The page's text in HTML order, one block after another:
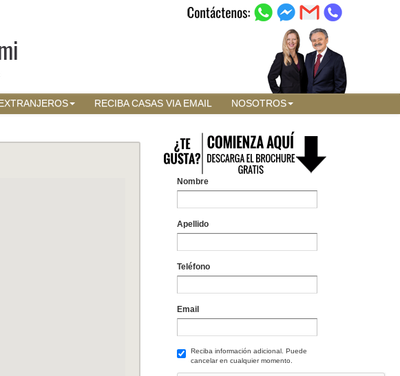
EXTRANJEROS RECIBA CASAS VIA EMAIL NOSOTROS
Nombre
Apellido
Teléfono
Email
Reciba información adicional. Puede
cancelar en cualquier momento.